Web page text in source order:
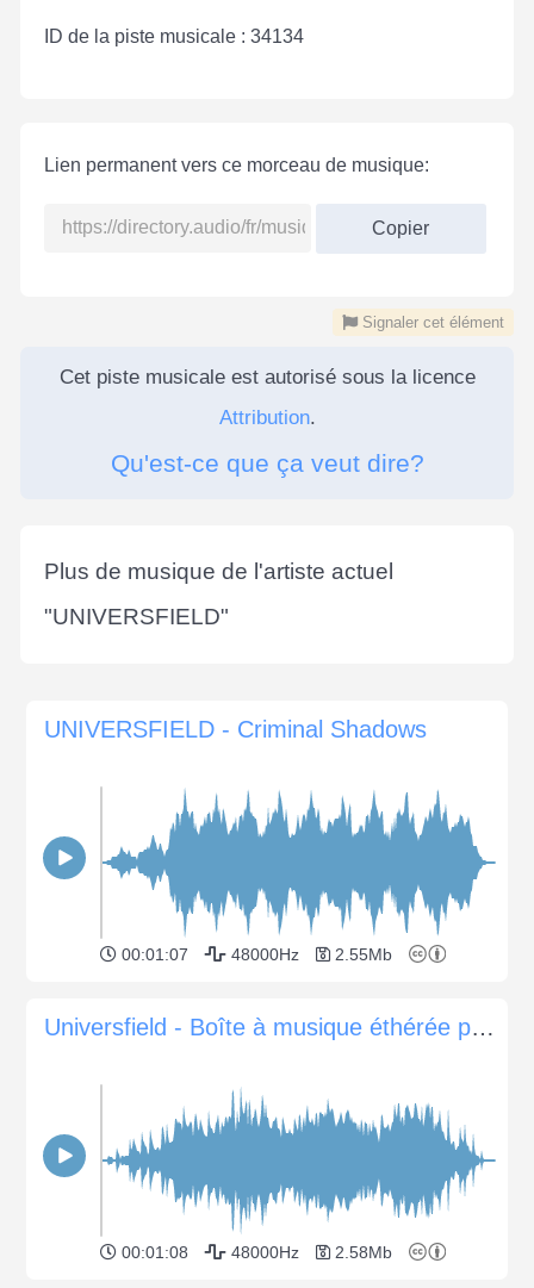
ID de la piste musicale : 34134
Lien permanent vers ce morceau de musique:
Copier
Signaler cet élément
Cet piste musicale est autorisé sous la licence
Attribution.
Qu'est-ce que ça veut dire?
Plus de musique de l'artiste actuel
"UNIVERSFIELD"
UNIVERSFIELD - Criminal Shadows
00:01:07 48000Hz 2.55Mb
Universfield - Boîte à musique éthérée pour les énigmes sombres
00:01:08 48000Hz 2.58Mb